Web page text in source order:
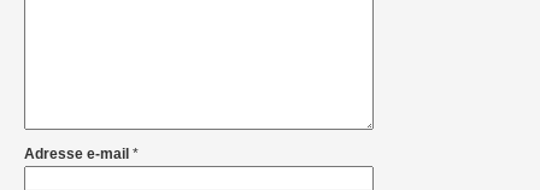
Adresse e-mail *